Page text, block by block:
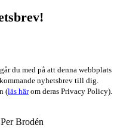
du med på att denna webbplats
nyhetsbrev till dig.
(läs härom deras Privacy Policy).
Brodén